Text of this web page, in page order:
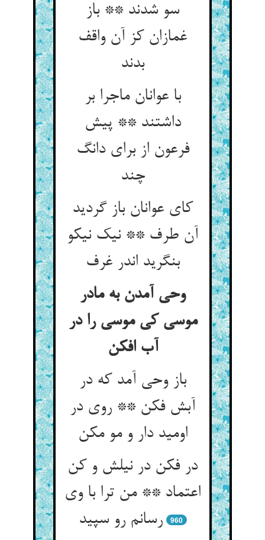
سو شدند ** باز
غمازان کز آن واقف
بدند
با عوانان ماجرا بر
داشتند ** پیش
فرعون از برای دانگ
چند
کای عوانان باز گردید
آن طرف ** نیک نیکو
بنگرید اندر غرف
وحی آمدن به مادر
موسی کی موسی را در
آب افکن
باز وحی آمد که در
آبش فکن ** روی در
اومید دار و مو مکن
در فکن در نیلش و کن
اعتماد ** من ترا با وی
رسانم رو سپید
960